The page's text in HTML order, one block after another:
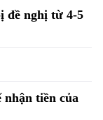
đề nghị từ 4-5
tiền của